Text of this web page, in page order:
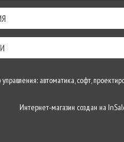
автоматика, софт,
Интернет-магазин создан на